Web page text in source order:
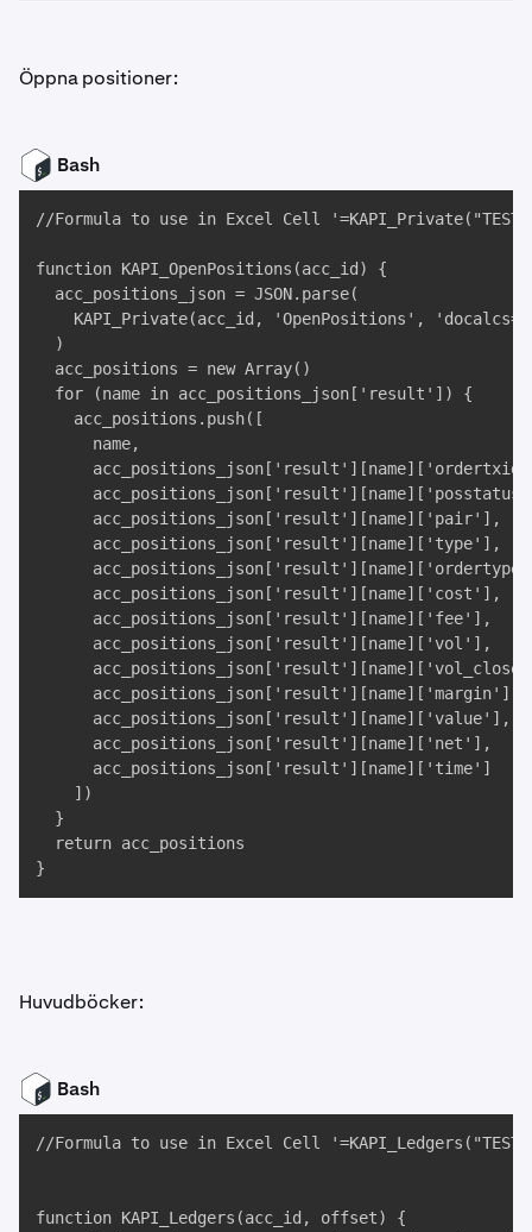
Öppna positioner:
Bash
//Formula to use in Excel Cell
function KAPI_OpenPositions(acc_id) {
  acc_positions_json = JSON.parse(
KAPI_Private(acc_id, 'OpenPositions',
  )
  acc_positions = new Array()
  for (name in acc_positions_json['result']) {
    acc_positions.push([
      name,
      acc_positions_json['result'][name]['pair'],
      acc_positions_json['result'][name]['type'],
      acc_positions_json['result'][name]['cost'],
      acc_positions_json['result'][name]['fee'],
      acc_positions_json['result'][name]['vol'],
      acc_positions_json['result'][name]['margin'],
      acc_positions_json['result'][name]['value'],
      acc_positions_json['result'][name]['net'],
      acc_positions_json['result'][name]['time']
    ])
  }
  return acc_positions
}
Huvudböcker:
Bash
//Formula to use in Excel Cell
function KAPI_Ledgers(acc_id, offset) {